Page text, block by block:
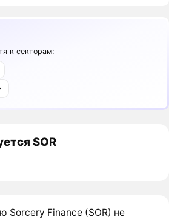
к секторам:
SOR
Sorcery Finance (SOR) не